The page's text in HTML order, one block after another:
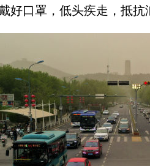
好口罩，低头疾走，抵抗